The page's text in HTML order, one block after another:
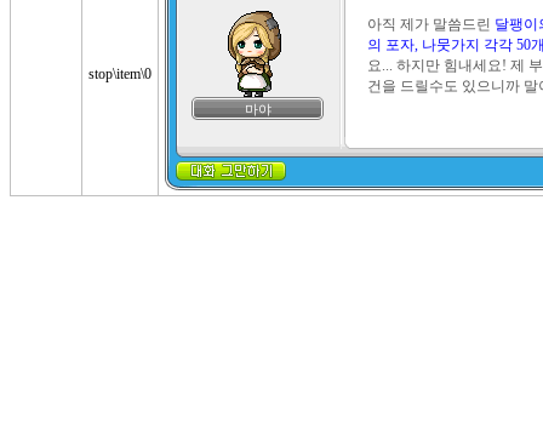
stop\item\0
마야
아직 제가 말씀드린 달팽이
의 포자, 나뭇가지 각각 50
요... 하지만 힘내세요! 제
건을 드릴수도 있으니까 말